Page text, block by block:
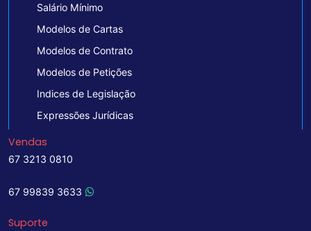
Salário Mínimo
Modelos de Cartas
Modelos de Contrato
Modelos de Petições
Indices de Legislação
Expressões Jurídicas
Vendas
67 3213 0810
67 99839 3633
Suporte